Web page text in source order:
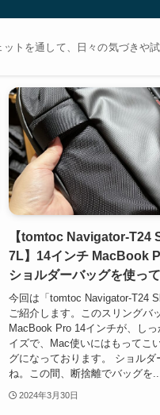
トを通して、日々の気づきや
【tomtoc Navigator-T24
7L】14インチ MacBook
ショルダーバッグを使って
今回は「tomtoc Navigator-T24
ご紹介します。このスリングバ
MacBook Pro 14インチが、し
イズで、Mac使いにはもってこ
グになっております。 ショルダ
ね。この間、断捨離でバッグを...
2024年3月30日